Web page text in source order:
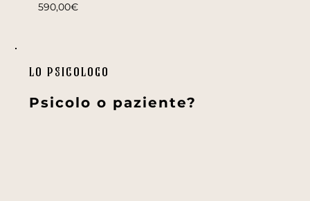
590,00€
lo psicologo
Psicolo o paziente?